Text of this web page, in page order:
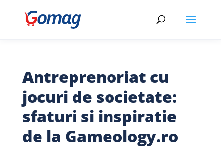
Antreprenoriat cu
jocuri de societate:
sfaturi si inspiratie
de la Gameology.ro